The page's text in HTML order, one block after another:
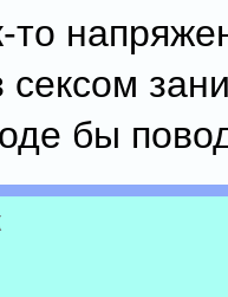
то
сексом
бы